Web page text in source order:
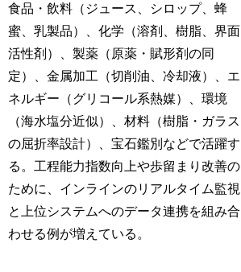
食品・飲料（ジュース、シロップ、蜂
蜜、乳製品）、化学（溶剤、樹脂、界面
活性剤）、製薬（原薬・賦形剤の同
定）、金属加工（切削油、冷却液）、エ
ネルギー（グリコール系熱媒）、環境
（海水塩分近似）、材料（樹脂・ガラス
の屈折率設計）、宝石鑑別などで活躍す
る。工程能力指数向上や歩留まり改善の
ために、インラインのリアルタイム監視
と上位システムへのデータ連携を組み合
わせる例が増えている。